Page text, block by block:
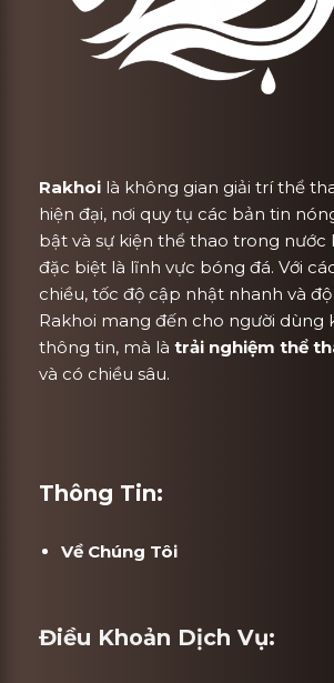
Rakhoi là không gian giải trí thể
hiện đại, nơi quy tụ các bản tin
bật và sự kiện thể thao trong nước
đặc biệt là lĩnh vực bóng đá. Với
chiều, tốc độ cập nhật nhanh và
Rakhoi mang đến cho người dùng
thông tin, mà là trải nghiệm thể
và có chiều sâu.
Thông Tin:
Về Chúng Tôi
Điều Khoản Dịch Vụ: